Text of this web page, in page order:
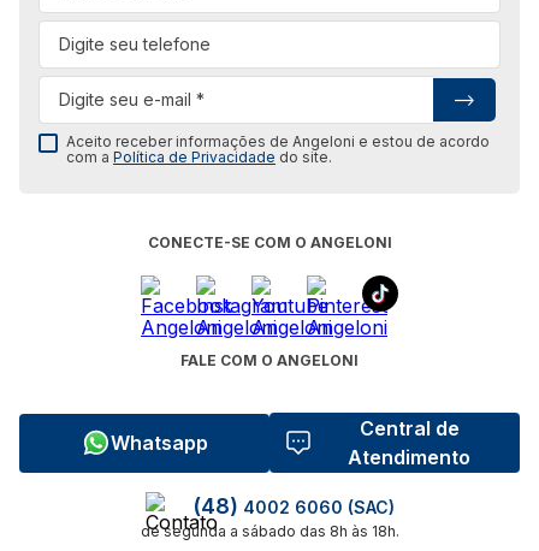
Aceito receber informações de Angeloni e estou de acordo
com aPolítica de Privacidade do site.
CONECTE-SE COM O ANGELONI
FALE COM O ANGELONI
Whatsapp
Central de
Atendimento
(48) 4002 6060 (SAC)
de segunda a sábado das 8h às 18h.